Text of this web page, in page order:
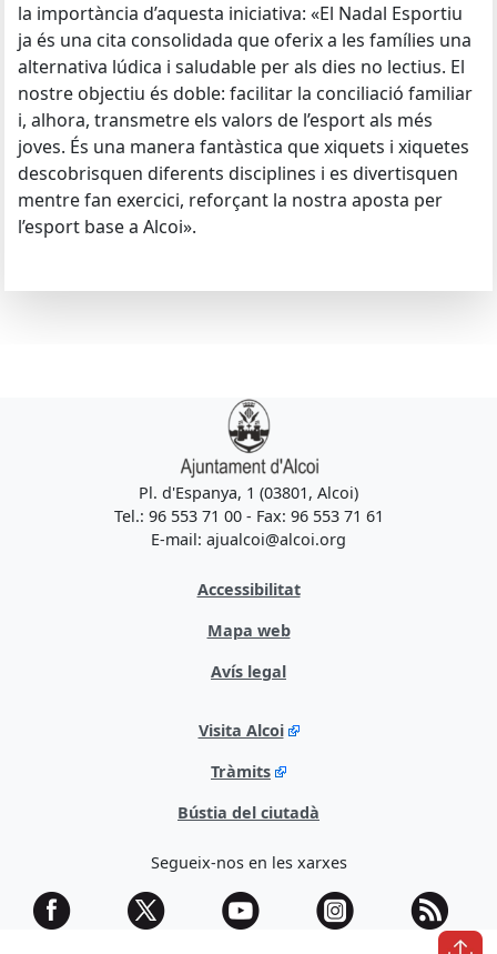
la importància d’aquesta iniciativa: «El Nadal Esportiu
ja és una cita consolidada que oferix a les famílies una
alternativa lúdica i saludable per als dies no lectius. El
nostre objectiu és doble: facilitar la conciliació familiar
i, alhora, transmetre els valors de l’esport als més
joves. És una manera fantàstica que xiquets i xiquetes
descobrisquen diferents disciplines i es divertisquen
mentre fan exercici, reforçant la nostra aposta per
l’esport base a Alcoi».
Pl. d'Espanya, 1 (03801, Alcoi)
Tel.: 96 553 71 00 - Fax: 96 553 71 61
E-mail: ajualcoi@alcoi.org
Accessibilitat
Mapa web
Avís legal
Visita Alcoi
Tràmits
Bústia del ciutadà
Segueix-nos en les xarxes